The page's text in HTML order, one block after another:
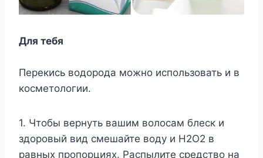
Для тебя
Перекись водорода можно использовать и в
косметологии.
1. Чтобы вернуть вашим волосам блеск и
здоровый вид смешайте воду и Н2О2 в
равных пропорциях. Распылите средство на